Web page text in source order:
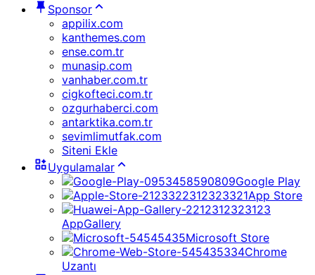
Sponsor
appilix.com
kanthemes.com
ense.com.tr
munasip.com
vanhaber.com.tr
cigkofteci.com.tr
ozgurhaberci.com
antarktika.com.tr
sevimlimutfak.com
Siteni Ekle
Uygulamalar
Google Play
App Store
AppGallery
Microsoft Store
Chrome
Uzantı